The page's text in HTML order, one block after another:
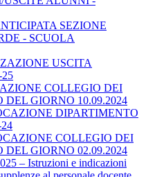
SEZIONE
- SCUOLA
USCITA
COLLEGIO DEI
GIORNO 10.09.2024
DIPARTIMENTO
COLLEGIO DEI
GIORNO 02.09.2024
– Istruzioni e indicazioni